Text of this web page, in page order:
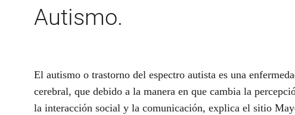
Autismo.
El autismo o trastorno del espectro autista es una
cerebral, que debido a la manera en que cambia la
la interacción social y la comunicación, explica el sitio